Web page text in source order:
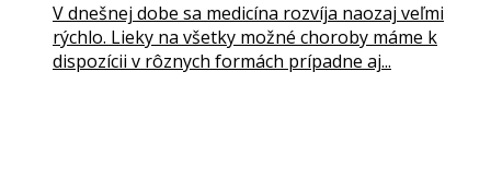
V dnešnej dobe sa medicína rozvíja naozaj veľmi
rýchlo. Lieky na všetky možné choroby máme k
dispozícii v rôznych formách prípadne aj...